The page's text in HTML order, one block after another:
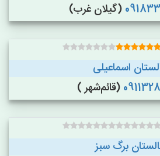
(گیلان غرب)
اسماعیلی
(قائم‌شهر )
برگ سبز